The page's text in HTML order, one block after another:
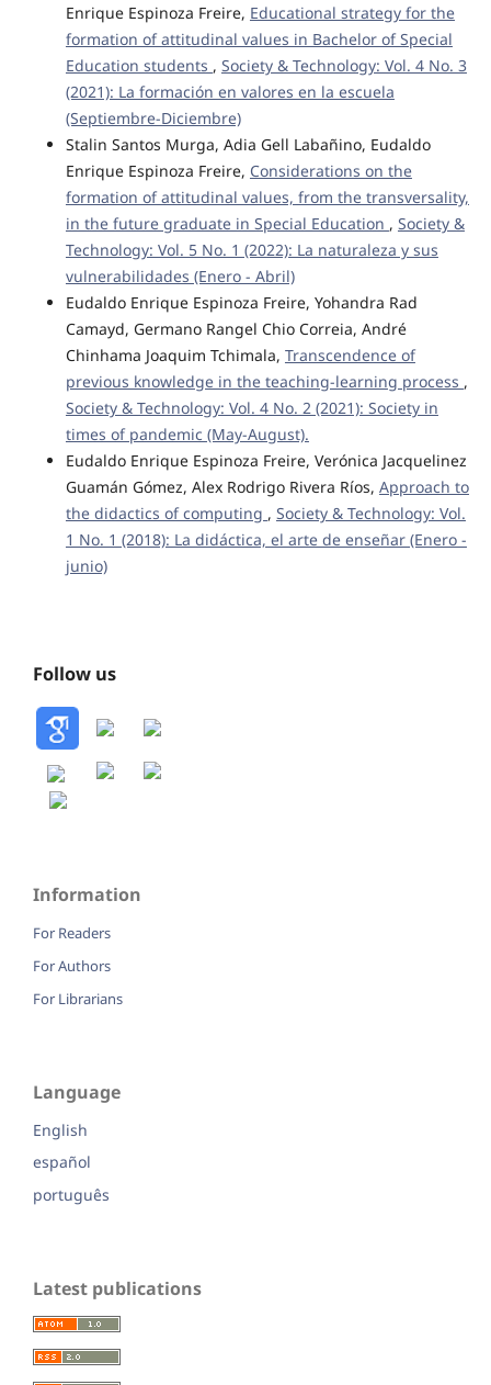
Enrique Espinoza Freire, Educational strategy for the
formation of attitudinal values in Bachelor of Special
Education students , Society & Technology: Vol. 4 No. 3
(2021): La formación en valores en la escuela
(Septiembre-Diciembre)
Stalin Santos Murga, Adia Gell Labañino, Eudaldo
Enrique Espinoza Freire, Considerations on the
formation of attitudinal values, from the transversality,
in the future graduate in Special Education , Society &
Technology: Vol. 5 No. 1 (2022): La naturaleza y sus
vulnerabilidades (Enero - Abril)
Eudaldo Enrique Espinoza Freire, Yohandra Rad
Camayd, Germano Rangel Chio Correia, André
Chinhama Joaquim Tchimala, Transcendence of
previous knowledge in the teaching-learning process ,
Society & Technology: Vol. 4 No. 2 (2021): Society in
times of pandemic (May-August).
Eudaldo Enrique Espinoza Freire, Verónica Jacquelinez
Guamán Gómez, Alex Rodrigo Rivera Ríos, Approach to
the didactics of computing , Society & Technology: Vol.
1 No. 1 (2018): La didáctica, el arte de enseñar (Enero -
junio)
Follow us
Information
For Readers
For Authors
For Librarians
Language
English
español
português
Latest publications